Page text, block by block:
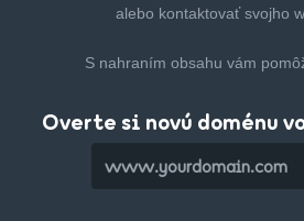
alebo kontaktovať svojho
S nahraním obsahu vám
Overte si novú doménu